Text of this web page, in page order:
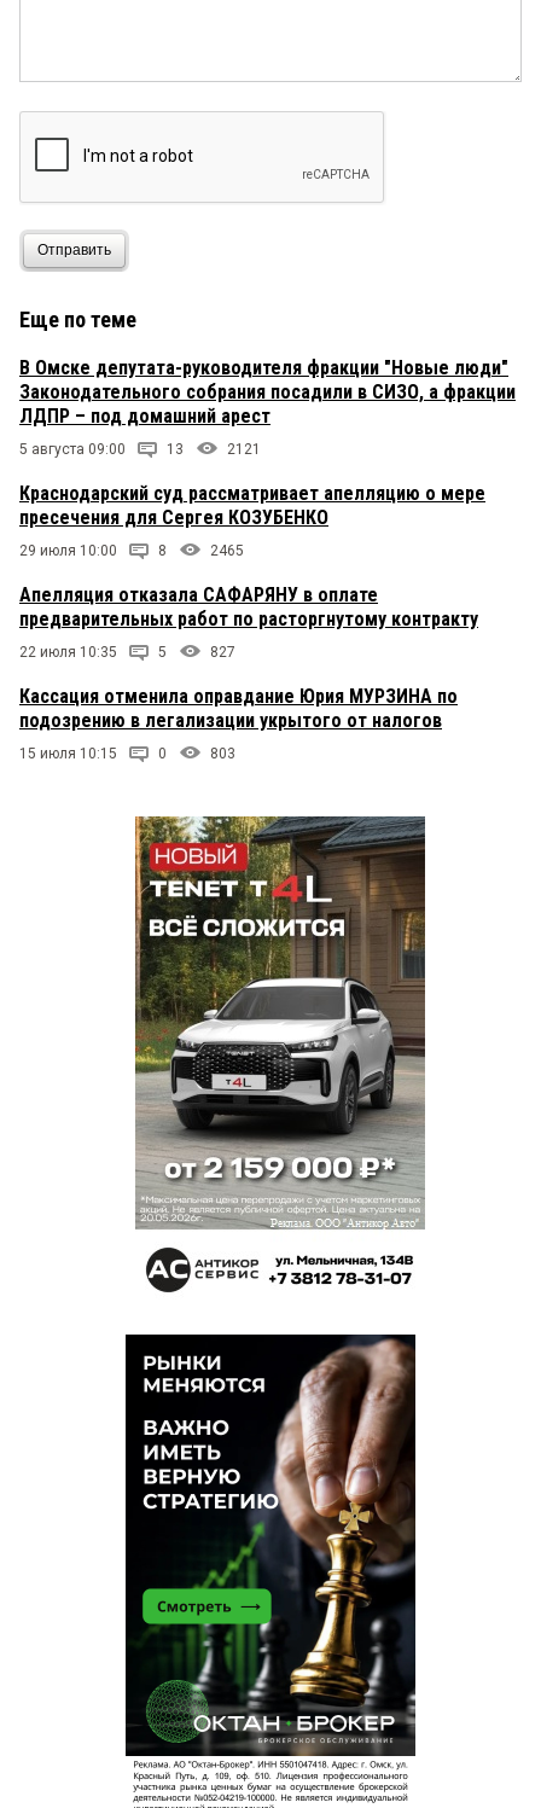
Отправить
Еще по теме
В Омске депутата-руководителя фракции "Новые люди"
Законодательного собрания посадили в СИЗО, а фракции
ЛДПР – под домашний арест
5 августа 09:00 13 2121
Краснодарский суд рассматривает апелляцию о мере
пресечения для Сергея КОЗУБЕНКО
29 июля 10:00 8 2465
Апелляция отказала САФАРЯНУ в оплате
предварительных работ по расторгнутому контракту
22 июля 10:35 5 827
Кассация отменила оправдание Юрия МУРЗИНА по
подозрению в легализации укрытого от налогов
15 июля 10:15 0 803